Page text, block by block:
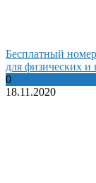
Бесплатный
для физических
0
18.11.2020